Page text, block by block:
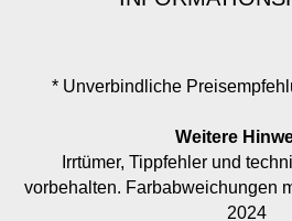
* Unverbindliche
Weitere
Irrtümer, Tippfehler und
vorbehalten. Farbabweichungen
2024